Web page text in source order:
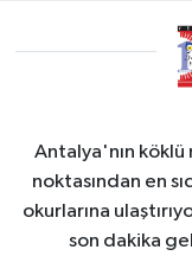
Antalya'nın köklü
noktasından en
okurlarına
son dakika